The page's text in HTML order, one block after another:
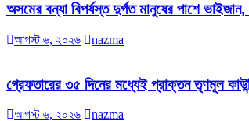
অসমের বন্যা বিপর্যস্ত দুর্গত মানুষের পাশে
আগস্ট ৬, ২০২৬ nazma
গ্রেফতারের ৩৫ দিনের মধ্যেই প্রাক্তন তৃণমূল
আগস্ট ৬, ২০২৬ nazma